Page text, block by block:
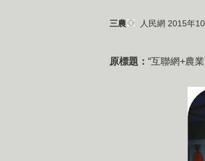
三農 人民網 2015年
原標題： “互聯網+農